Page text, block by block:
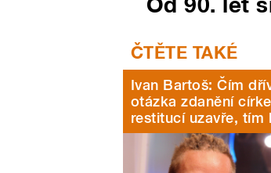
Ivan Bartoš: Čím
otázka zdanění
restitucí uzavře, tím